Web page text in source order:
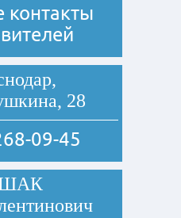
контакты
28
09-45